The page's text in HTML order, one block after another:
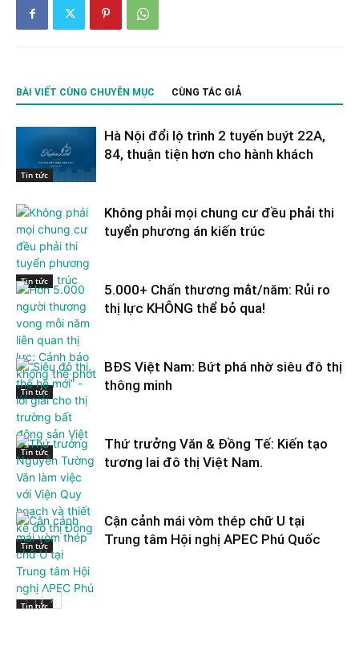
BÀI VIẾT CÙNG CHUYÊN MỤC CÙNG TÁC GIẢ
Tin tức
Hà Nội đổi lộ trình 2 tuyến buýt 22A,
84, thuận tiện hơn cho hành khách
Tin tức
Không phải mọi chung cư đều phải thi
tuyển phương án kiến trúc
Tin tức
5.000+ Chấn thương mắt/năm: Rủi ro
thị lực KHÔNG thể bỏ qua!
Tin tức
BĐS Việt Nam: Bứt phá nhờ siêu đô thị
thông minh
Tin tức
Thứ trưởng Văn & Đồng Tế: Kiến tạo
tương lai đô thị Việt Nam.
Tin tức
Cận cảnh mái vòm thép chữ U tại
Trung tâm Hội nghị APEC Phú Quốc